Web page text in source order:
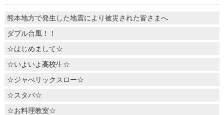
熊本地方で発生した地震により被災された皆さまへ
ダブル台風！！
☆はじめまして☆
☆いよいよ高校生☆
☆ジャべリックスロー☆
☆スタバ☆
☆お料理教室☆